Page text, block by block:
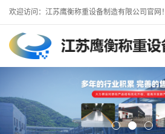
欢迎访问：江苏鹰衡称重设备制造有限公司官网！